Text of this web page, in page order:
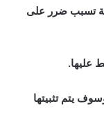
تسبب ضرر على
عليها.
يتم تثبيتها